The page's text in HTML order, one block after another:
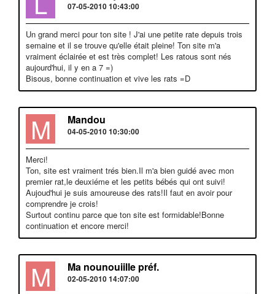
07-05-2010 10:43:00
Un grand merci pour ton site ! J'ai une petite rate depuis trois
semaine et il se trouve qu'elle était pleine! Ton site m'a
vraiment éclairée et est très complet! Les ratous sont nés
aujourd'hui, il y en a 7 =)
Bisous, bonne continuation et vive les rats =D
M Mandou
04-05-2010 10:30:00
Merci!
Ton, site est vraiment trés bien.Il m'a bien guidé avec mon
premier rat,le deuxiéme et les petits bébés qui ont suivi!
Aujoud'hui je suis amoureuse des rats!Il faut en avoir pour
comprendre je crois!
Surtout continu parce que ton site est formidable!Bonne
continuation et encore merci!
M Ma nounouiille préf.
02-05-2010 14:07:00